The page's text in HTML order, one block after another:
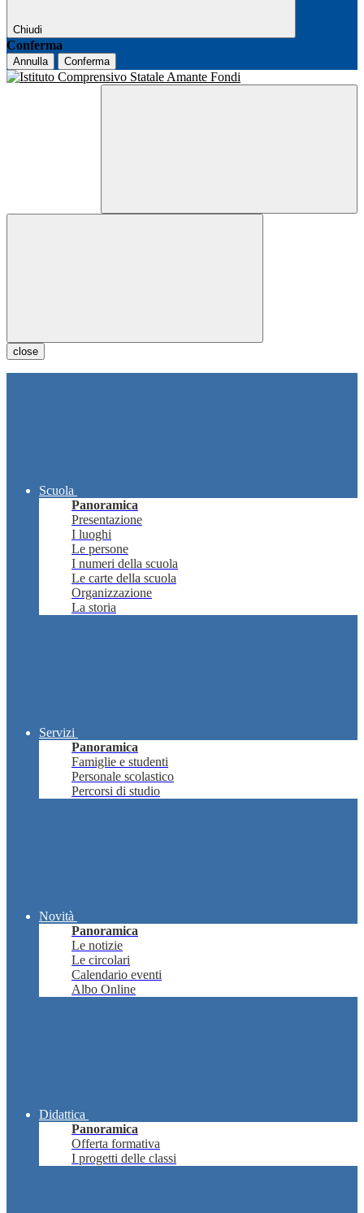
Chiudi
Conferma
Annulla Conferma
close
Scuola
Panoramica
Presentazione
I luoghi
Le persone
I numeri della scuola
Le carte della scuola
Organizzazione
La storia
Servizi
Panoramica
Famiglie e studenti
Personale scolastico
Percorsi di studio
Novità
Panoramica
Le notizie
Le circolari
Calendario eventi
Albo Online
Didattica
Panoramica
Offerta formativa
I progetti delle classi